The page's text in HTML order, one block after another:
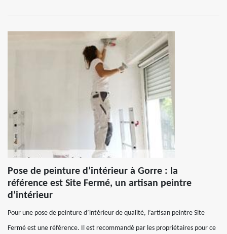
Pose de peinture d’intérieur à Gorre : la
référence est Site Fermé, un artisan peintre
d’intérieur
Pour une pose de peinture d’intérieur de qualité, l’artisan peintre Site
Fermé est une référence. Il est recommandé par les propriétaires pour ce